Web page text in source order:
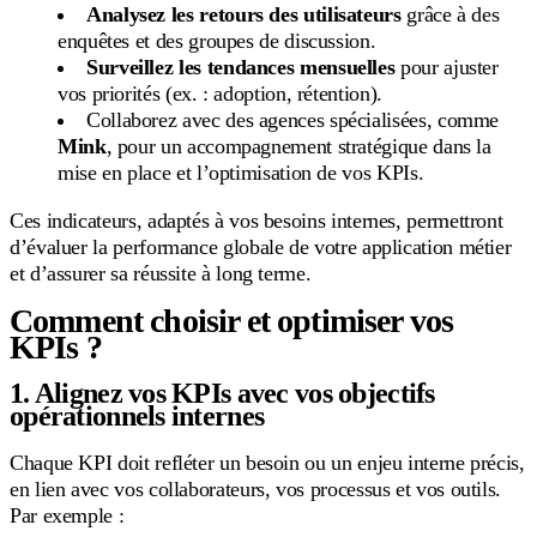
Analysez les retours des utilisateursgrâce à des
enquêtes et des groupes de discussion.
Surveillez les tendances mensuellespour ajuster
vos priorités (ex. : adoption, rétention).
Collaborez avec des agences spécialisées, comme
Mink, pour un accompagnement stratégique dans la
mise en place et l’optimisation de vos KPIs.
Ces indicateurs, adaptés à vos besoins internes, permettront
d’évaluer la performance globale de votre application métier
et d’assurer sa réussite à long terme.
Comment choisir et optimiser vos
KPIs ?
1. Alignez vos KPIs avec vos objectifs
opérationnels internes
Chaque KPI doit refléter un besoin ou un enjeu interne précis,
en lien avec vos collaborateurs, vos processus et vos outils.
Par exemple :